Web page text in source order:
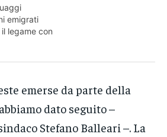
emigrati
legame con
emerse da parte della
dato seguito –
Stefano Balleari –. La